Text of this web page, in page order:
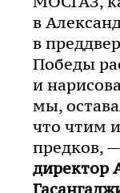
в
в
Победы
и
мы,
что чтим
предков,
директор